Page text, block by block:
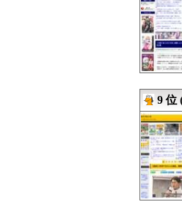
08/07
08/07
08/07
08/07
08/07
08/07
08/07
08/07
08/07
08/07
08/07
08/07
08/07
08/07
08/07
9 位